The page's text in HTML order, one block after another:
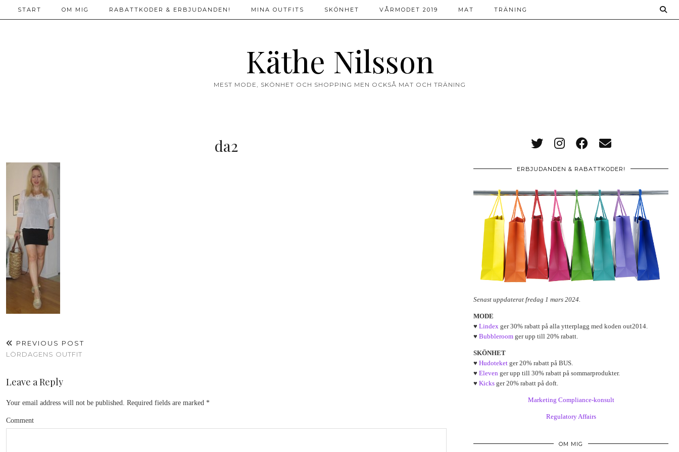
Käthe Nilsson
MEST MODE, SKÖNHET OCH SHOPPING MEN OCKSÅ MAT OCH TRÄNING
START OM MIG RABATTKODER & ERBJUDANDEN! MINA OUTFITS SKÖNHET VÅRMODET 2019 MAT TRÄNING
da2
PREVIOUS POST
LÖRDAGENS OUTFIT
Leave a Reply
Your email address will not be published. Required fields are marked *
Comment
ERBJUDANDEN & RABATTKODER!
Senast uppdaterat fredag 1 mars 2024.
MODE
♥ Lindex ger 30% rabatt på alla ytterplagg med koden out2014.
♥ Bubbleroom ger upp till 20% rabatt.
SKÖNHET
♥ Hudoteket ger 20% rabatt på BUS.
♥ Eleven ger upp till 30% rabatt på sommarprodukter.
♥ Kicks ger 20% rabatt på doft.
Marketing Compliance-konsult
Regulatory Affairs
OM MIG